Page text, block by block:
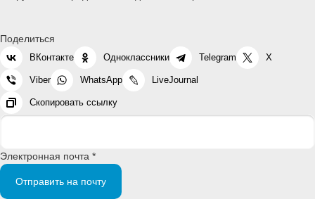
Поделиться
ВКонтакте Одноклассники Telegram X
Viber WhatsApp LiveJournal
Скопировать ссылку
Электронная почта *
Отправить на почту